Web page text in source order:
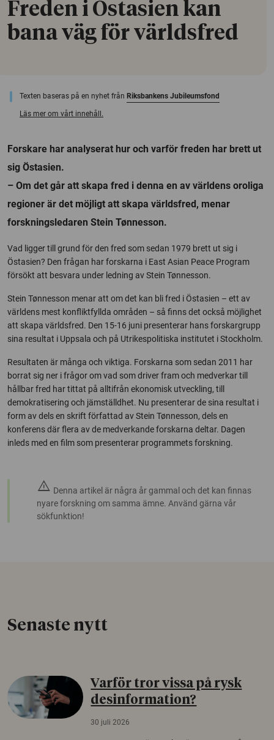
Freden i Östasien kan
bana väg för världsfred
Texten baseras på en nyhet från Riksbankens Jubileumsfond
Läs mer om vårt innehåll.
Forskare har analyserat hur och varför freden har brett ut
sig Östasien.
– Om det går att skapa fred i denna en av världens oroliga
regioner är det möjligt att skapa världsfred, menar
forskningsledaren Stein Tønnesson.
Vad ligger till grund för den fred som sedan 1979 brett ut sig i
Östasien? Den frågan har forskarna i East Asian Peace Program
försökt att besvara under ledning av Stein Tønnesson.
Stein Tønnesson menar att om det kan bli fred i Östasien – ett av
världens mest konfliktfyllda områden – så finns det också möjlighet
att skapa världsfred. Den 15-16 juni presenterar hans forskargrupp
sina resultat i Uppsala och på Utrikespolitiska institutet i Stockholm.
Resultaten är många och viktiga. Forskarna som sedan 2011 har
borrat sig ner i frågor om vad som driver fram och medverkar till
hållbar fred har tittat på alltifrån ekonomisk utveckling, till
demokratisering och jämställdhet. Nu presenterar de sina resultat i
form av dels en skrift författad av Stein Tønnesson, dels en
konferens där flera av de medverkande forskarna deltar. Dagen
inleds med en film som presenterar programmets forskning.
warning Denna artikel är några år gammal och det kan finnas
nyare forskning om samma ämne. Använd gärna vår
sökfunktion!
Senaste nytt
Varför tror vissa på rysk
desinformation?
30 juli 2026